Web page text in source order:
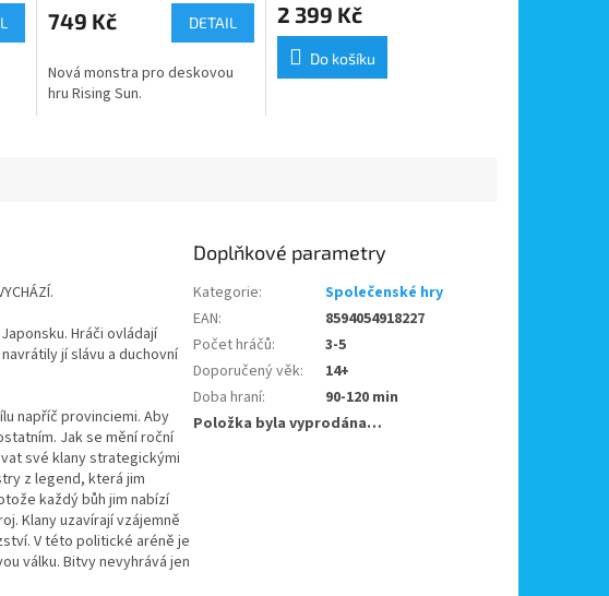
749 Kč DETAIL
Nová monstra pro deskovou
hru Rising Sun.
2 399 Kč
Do košíku
Hráči ovládají
jí slávu a duchovní
napříč provinciemi. Aby
Jak se mění roční
své klany strategickými
z legend, která jim
každý bůh jim nabízí
Klany uzavírají vzájemně
V této politické aréně je
válku. Bitvy nevyhrává jen
Doplňkové parametry
Kategorie:
Společenské hry
EAN:
8594054918227
Počet hráčů:
3-5
Doporučený věk:
14+
Doba hraní:
90-120 min
Položka byla vyprodána…